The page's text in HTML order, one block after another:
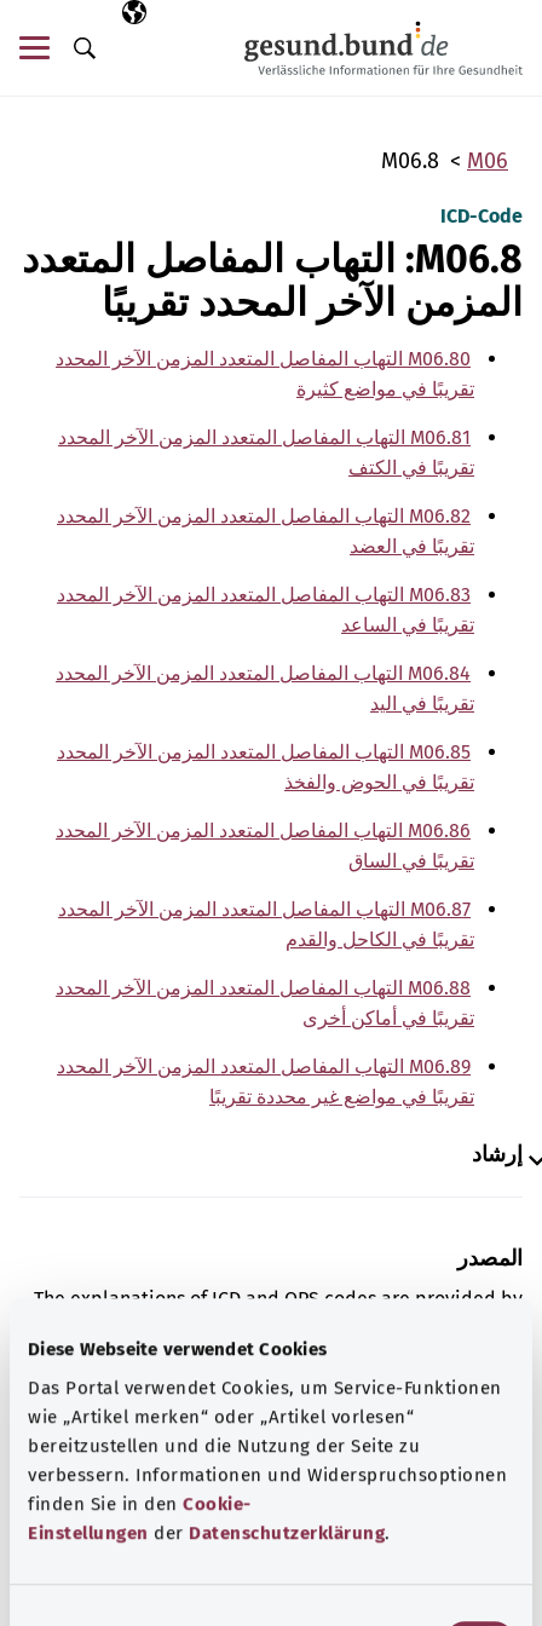
Diese Webseite verwendet Cookies
Das Portal verwendet Cookies, um Service-Funktionen
wie „Artikel merken“ oder „Artikel vorlesen“
bereitzustellen und die Nutzung der Seite zu
verbessern. Informationen und Widerspruchsoptionen
finden Sie in den Cookie-
Einstellungen der Datenschutzerklärung.
اللغة المختارة
AR
البحث
M06
M06.8
ICD-Code
M06.8: التهاب المفاصل المتعدد
المزمن الآخر المحدد تقريبًا
M06.80 التهاب المفاصل المتعدد المزمن الآخر المحدد
تقريبًا في مواضع كثيرة
M06.81 التهاب المفاصل المتعدد المزمن الآخر المحدد
تقريبًا في الكتف
M06.82 التهاب المفاصل المتعدد المزمن الآخر المحدد
تقريبًا في العضد
M06.83 التهاب المفاصل المتعدد المزمن الآخر المحدد
تقريبًا في الساعد
M06.84 التهاب المفاصل المتعدد المزمن الآخر المحدد
تقريبًا في اليد
M06.85 التهاب المفاصل المتعدد المزمن الآخر المحدد
تقريبًا في الحوض والفخذ
M06.86 التهاب المفاصل المتعدد المزمن الآخر المحدد
تقريبًا في الساق
M06.87 التهاب المفاصل المتعدد المزمن الآخر المحدد
تقريبًا في الكاحل والقدم
M06.88 التهاب المفاصل المتعدد المزمن الآخر المحدد
تقريبًا في أماكن أخرى
M06.89 التهاب المفاصل المتعدد المزمن الآخر المحدد
تقريبًا في مواضع غير محددة تقريبًا
إرشاد
المصدر
The explanations of ICD and OPS codes are provided by
gemeinnützige GmbH on behalf of the Federal Ministry of
Health (BMG).
المزيد من المقالات